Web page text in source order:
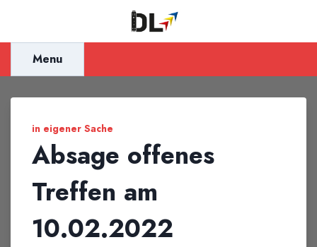
Menu
in eigener Sache
Absage offenes
Treffen am
10.02.2022